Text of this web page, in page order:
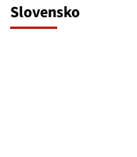
Slovensko